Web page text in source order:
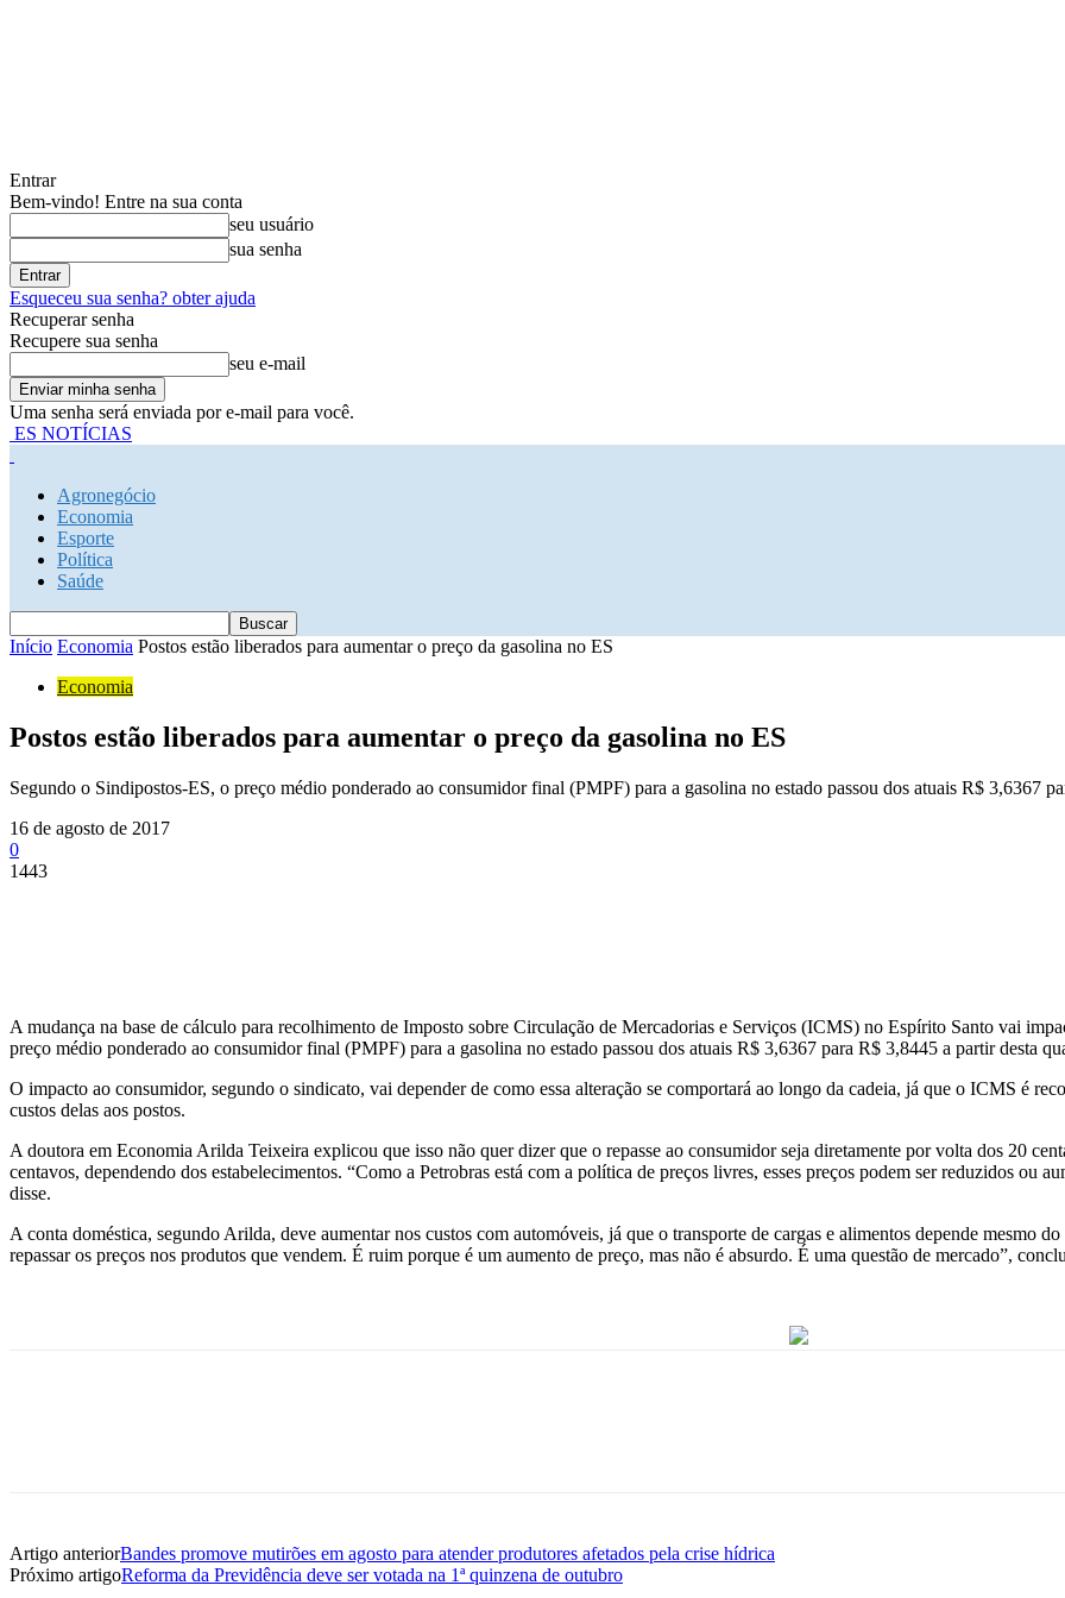
Entrar
Bem-vindo! Entre na sua conta
seu usuário
sua senha
Esqueceu sua senha? obter ajuda
Recuperar senha
Recupere sua senha
seu e-mail
Uma senha será enviada por e-mail para você.
ES NOTÍCIAS
Agronegócio
Economia
Esporte
Política
Saúde
Início Economia Postos estão liberados para aumentar o preço da gasolina no ES
Economia
Postos estão liberados para aumentar o preço da gasolina no ES
Segundo o Sindipostos-ES, o preço médio ponderado ao consumidor final (PMPF) para a gasolina no estado passou dos atuais R$ 3,6367
16 de agosto de 2017
0
1443
A mudança na base de cálculo para recolhimento de Imposto sobre Circulação de Mercadorias e Serviços (ICMS) no Espírito Santo vai
preço médio ponderado ao consumidor final (PMPF) para a gasolina no estado passou dos atuais R$ 3,6367 para R$ 3,8445 a partir desta
O impacto ao consumidor, segundo o sindicato, vai depender de como essa alteração se comportará ao longo da cadeia, já que o ICMS é
custos delas aos postos.
A doutora em Economia Arilda Teixeira explicou que isso não quer dizer que o repasse ao consumidor seja diretamente por volta dos 20
centavos, dependendo dos estabelecimentos. “Como a Petrobras está com a política de preços livres, esses preços podem ser reduzidos ou
disse.
A conta doméstica, segundo Arilda, deve aumentar nos custos com automóveis, já que o transporte de cargas e alimentos depende mesmo
repassar os preços nos produtos que vendem. É ruim porque é um aumento de preço, mas não é absurdo. É uma questão de mercado”,
Artigo anteriorBandes promove mutirões em agosto para atender produtores afetados pela crise hídrica
Próximo artigoReforma da Previdência deve ser votada na 1ª quinzena de outubro